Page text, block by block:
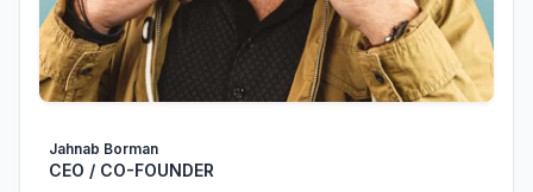
Jahnab Borman
CEO / CO-FOUNDER